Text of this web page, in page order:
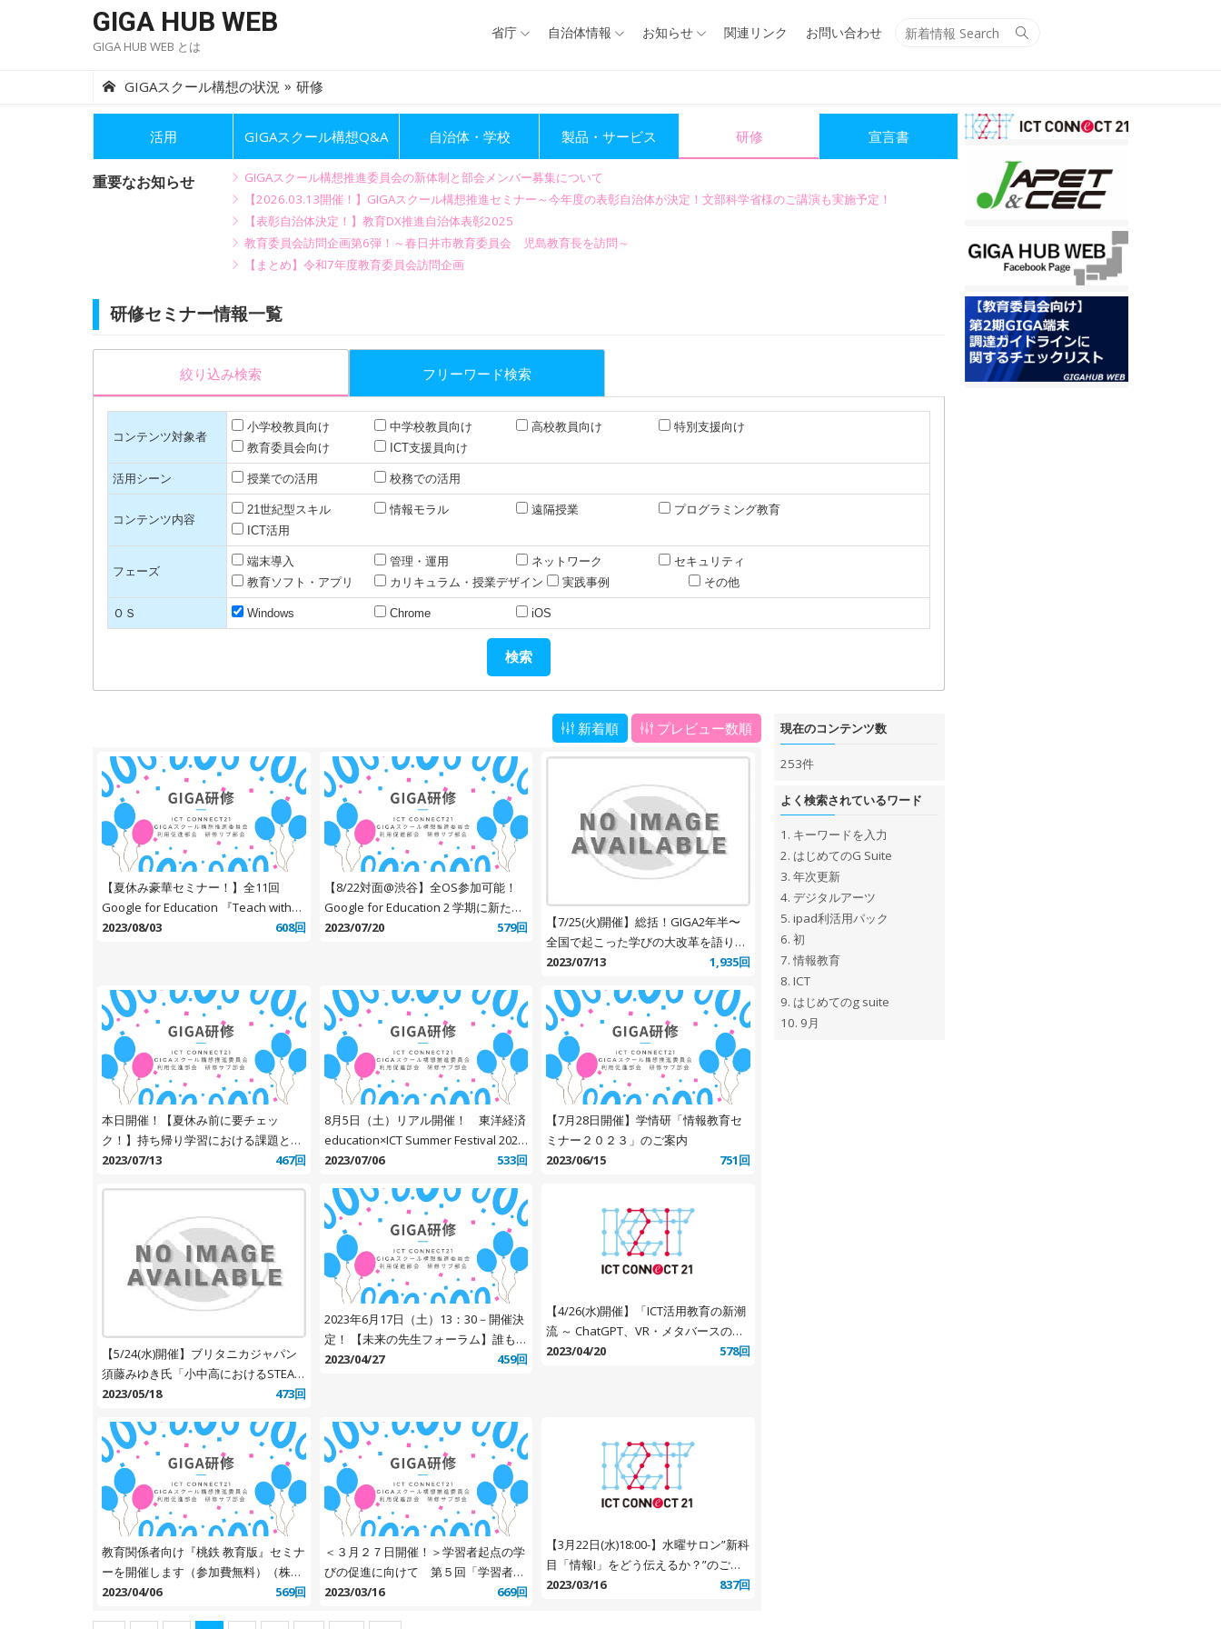
GIGA HUB WEB
GIGA HUB WEB とは
Search
省庁 自治体情報 お知らせ 関連リンク お問い合わせ
GIGAスクール構想の状況 » 研修
活用 GIGAスクール構想Q&A 自治体・学校 製品・サービス 研修 宣言書
重要なお知らせ
GIGAスクール構想推進委員会の新体制と部会メンバー募集について
【2026.03.13開催！】GIGAスクール構想推進セミナー～今年度の表彰自治体が決定！文部科学省様のご講演も実施予定！
【表彰自治体決定！】教育DX推進自治体表彰2025
教育委員会訪問企画第6弾！～春日井市教育委員会 児島教育長を訪問～
【まとめ】令和7年度教育委員会訪問企画
研修セミナー情報一覧
絞り込み検索 フリーワード検索
コンテンツ対象者
小学校教員向け 中学校教員向け 高校教員向け
特別支援向け
教育委員会向け
ICT支援員向け
活用シーン 授業での活用 校務での活用
コンテンツ内容
21世紀型スキル 情報モラル 遠隔授業
プログラミング教育
ICT活用
フェーズ
端末導入 管理・運用 ネットワーク
セキュリティ
教育ソフト・アプリ
カリキュラム・授業デザイン 実践事例 その他
ＯＳ Windows Chrome iOS
新着順 プレビュー数順
【夏休み豪華セミナー！】全11回
Google for Education 『Teach with
Chrome 2023 〜クラウド時代を生き
2023/08/03 608回
【8/22対面@渋谷】全OS参加可能！
Google for Education 2 学期に新たな
スタートをきるために 個別最適で協働
2023/07/20 579回
【7/25(火)開催】総括！GIGA2年半〜
全国で起こった学びの大改革を語り合
おう〜
2023/07/13 1,935回
本日開催！【夏休み前に要チェッ
ク！】持ち帰り学習における課題と必
要なセキュリティ対策
2023/07/13 467回
8月5日（土）リアル開催！ 東洋経済
education×ICT Summer Festival 2023
～「主体的・対話的な深い学び」を
2023/07/06 533回
【7月28日開催】学情研「情報教育セ
ミナー２０２３」のご案内
2023/06/15
751回
【5/24(水)開催】ブリタニカジャパン
須藤みゆき氏「小中高におけるSTEAM
実践事例の紹介」（「水曜サロン with
2023/05/18 473回
2023年6月17日（土）13：30－開催決
定！ 【未来の先生フォーラム】誰も取
り残さない数学授業の探究－高校数学
2023/04/27 459回
【4/26(水)開催】「ICT活用教育の新潮
流 ～ ChatGPT、VR・メタバースの教
育利用～」／日経BP 中野 淳氏（「水
2023/04/20 578回
教育関係者向け『桃鉄 教育版』セミナ
ーを開催します（参加費無料）（株式
会社インプレス）
2023/04/06 569回
＜３月２７日開催！＞学習者起点の学
びの促進に向けて 第５回「学習者起
点の学びを支えるNextGIGA！！その
2023/03/16 669回
【3月22日(水)18:00-】水曜サロン”新科
目「情報I」をどう伝えるか？”のご案
内
2023/03/16 837回
現在のコンテンツ数
253件
よく検索されているワード
1. キーワードを入力
2. はじめてのG Suite
3.年次更新
4.デジタルアーツ
5.ipad利活用パック
6.初
7.情報教育
8.ICT
9. はじめてのg suite
10. 9月